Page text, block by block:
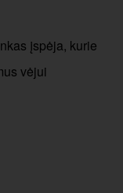
įspėja, kurie
vėjui